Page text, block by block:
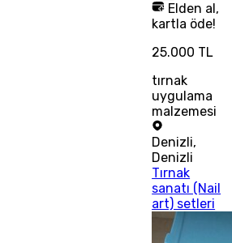
Elden al,
kartla öde!
25.000 TL
tırnak
uygulama
malzemesi
Denizli,
Denizli
Tırnak
sanatı (Nail
art) setleri